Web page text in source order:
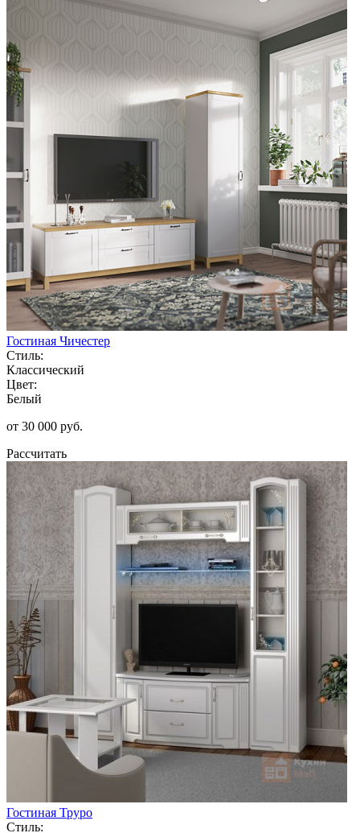
Гостиная Чичестер
Стиль:
Классический
Цвет:
Белый
от 30 000 руб.
Рассчитать
Гостиная Труро
Стиль: